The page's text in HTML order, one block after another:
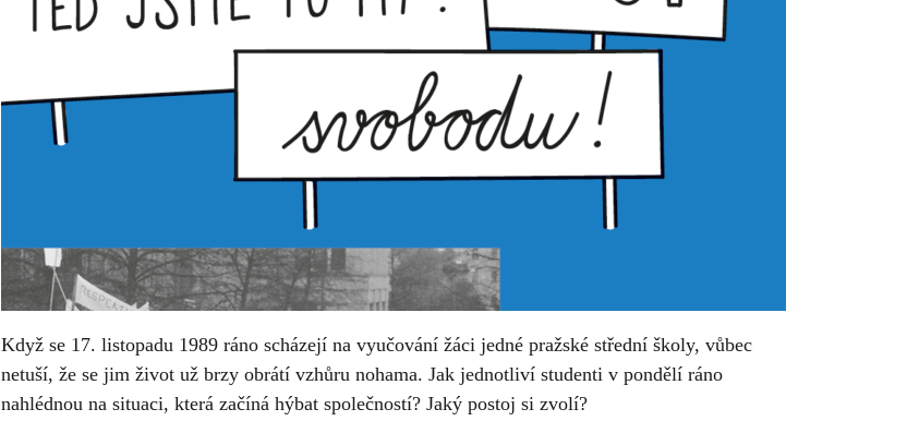
Když se 17. listopadu 1989 ráno scházejí na vyučování žáci jedné pražské střední školy, vůbec
netuší, že se jim život už brzy obrátí vzhůru nohama. Jak jednotliví studenti v pondělí ráno
nahlédnou na situaci, která začíná hýbat společností? Jaký postoj si zvolí?